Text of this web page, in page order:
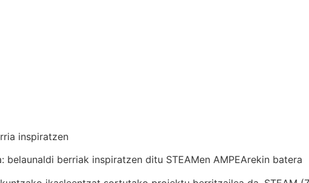
inspiratzen
belaunaldi berriak inspiratzen ditu STEAMen AMPEArekin batera